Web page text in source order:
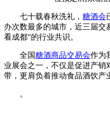
七十载春秋洗礼， 糖酒会
办次数最多的城市，近三届交
看成都”的行业共识。
全国糖酒商品交易会作为
业展会之一，不仅是促进产销
带，更肩负着推动食品酒饮产
。